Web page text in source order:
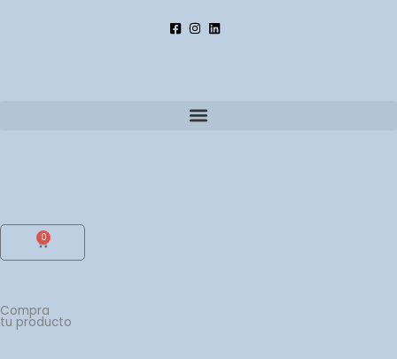
0
Cart
Compra
tu producto